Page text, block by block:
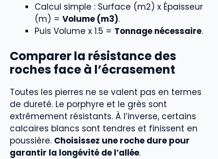
Calcul simple : Surface (m2) x Épaisseur
(m) = Volume (m3).
Puis Volume x 1.5 = Tonnage nécessaire.
Comparer la résistance des
roches face à l’écrasement
Toutes les pierres ne se valent pas en termes
de dureté. Le porphyre et le grès sont
extrêmement résistants. À l’inverse, certains
calcaires blancs sont tendres et finissent en
poussière. Choisissez une roche dure pour
garantir la longévité de l’allée.